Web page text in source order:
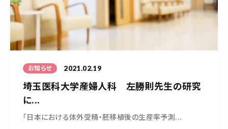
お知らせ 2021.02.19
埼玉医科大学産婦人科 左勝則先生の研究
に...
「日本における体外受精・胚移植後の生産率予測...
050-5490-5950
営業時間
お問い合わせはこちら